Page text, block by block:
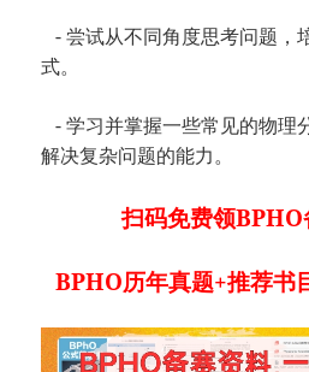
- 尝试从不同角度思考问题，
式。
- 学习并掌握一些常见的物理
解决复杂问题的能力。
扫码免费领
BPHO历年真题+推荐书